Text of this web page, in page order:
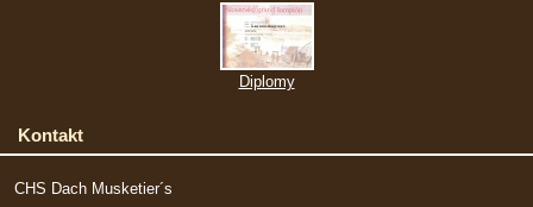
Diplomy
Kontakt
CHS Dach Musketier´s